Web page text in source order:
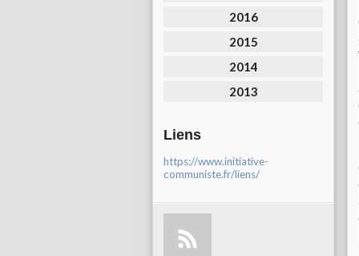
2016
2015
2014
2013
Liens
https://www.initiative-
communiste.fr/liens/